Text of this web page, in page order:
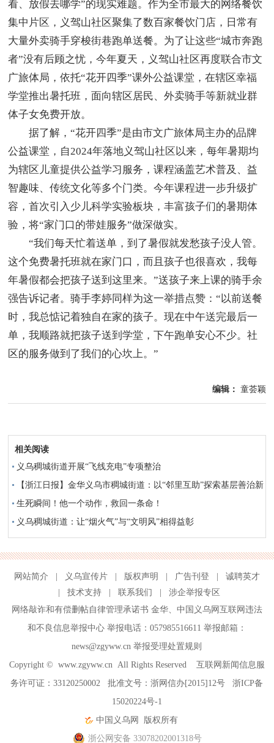
看、放假去哪学”的现实难题。作为全市最大的网络餐饮
集中片区，义驾山社区聚集了数百家餐饮门店，日常有
大量外卖骑手穿梭街巷跑单送餐。为了让这些“城市奔跑
者”没有后顾之忧，今年夏天，义驾山社区再度联合市文
广旅体局，依托“花开四季”课外公益课堂，在辖区幸福
学堂推出暑托班，面向辖区居民、外卖骑手等新就业群
体子女免费开放。
据了解，“花开四季”是由市文广旅体局主办的品牌
公益课堂，自2024年落地义驾山社区以来，每年暑期均
为辖区儿童提供公益学习服务，课程涵盖艺术普及、益
智趣味、传统文化等多个门类。今年课程进一步升级扩
容，首次引入少儿科学实验板块，丰富孩子们的暑期体
验，将“家门口的带娃服务”做深做实。
“我们每天忙着送单，到了暑假就发愁孩子没人管。
这个免费暑托班就在家门口，而且孩子也很喜欢，我每
年暑假都会把孩子送到这里来。”送孩子来上课的骑手余
强告诉记者。骑手李婷同样为这一举措点赞：“以前送餐
时，我总惦记着独自在家的孩子。现在中午送完最后一
单，我顺路就把孩子送到学堂，下午跑单安心不少。社
区的服务做到了我们的心坎上。”
编辑： 童荟颖
相关阅读
义乌稠城街道开展“飞线充电”专项整治
【浙江日报】金华义乌市稠城街道：以“邻里互助”探索基层善治新
路径
生死瞬间！他一个动作，救回一条命！
义乌稠城街道：让“烟火气”与“文明风”相得益彰
网站简介 义乌宣传片 版权声明 广告刊登
诚聘英才
技术支持 联系我们
涉企举报专区
网络敲诈和有偿删帖自律管理承诺书 金华、 中国义乌网互联网违法
和不良信息举报中心举报电话：057985516611 举报邮箱：
news@zgyww.cn举报受理处置规则
Copyright © www.zgyww.cnAll Rights Reserved 互联网新闻信息服
务许可证：33120250002 批准文号：浙网信办[2015]12号浙ICP备
15020224号-1
中国义乌网
版权所有
浙公网安备 33078202001318号